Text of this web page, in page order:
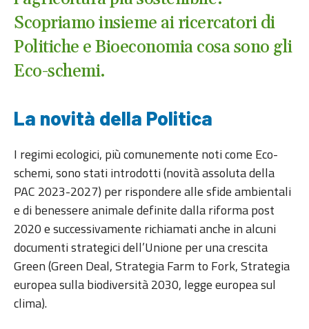
Scopriamo insieme ai ricercatori di
Politiche e Bioeconomia cosa sono gli
Eco-schemi.
La novità della Politica
I regimi ecologici, più comunemente noti come Eco-
schemi, sono stati introdotti (novità assoluta della
PAC 2023-2027) per rispondere alle sfide ambientali
e di benessere animale definite dalla riforma post
2020 e successivamente richiamati anche in alcuni
documenti strategici dell’Unione per una crescita
Green (Green Deal, Strategia Farm to Fork, Strategia
europea sulla biodiversità 2030, legge europea sul
clima).